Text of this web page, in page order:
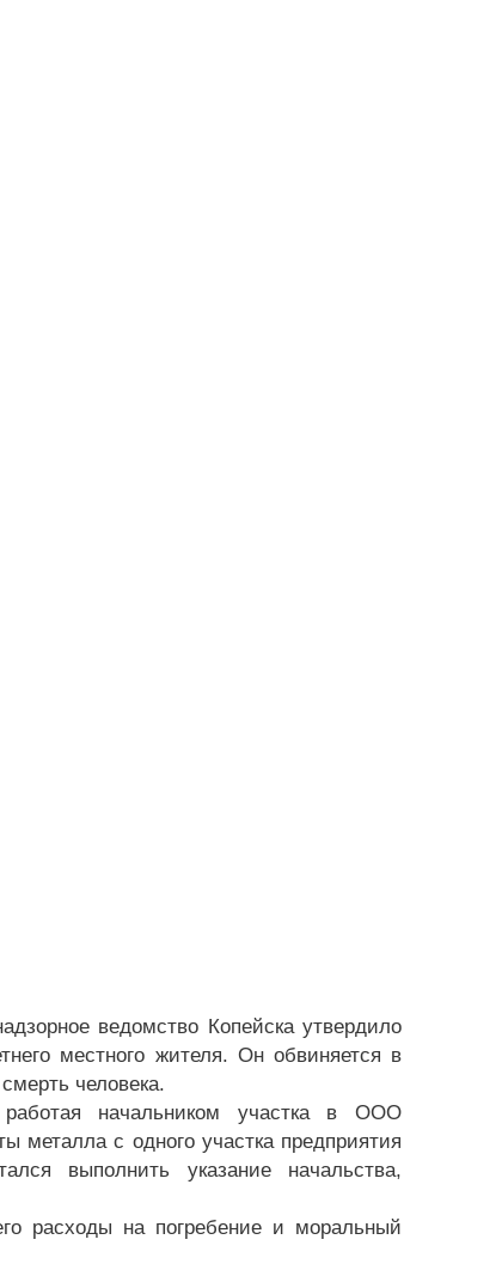
ведомство Копейска утвердило
местного жителя. Он обвиняется в
человека.
начальником участка в ООО
металла с одного участка предприятия
выполнить указание начальства,
расходы на погребение и моральный